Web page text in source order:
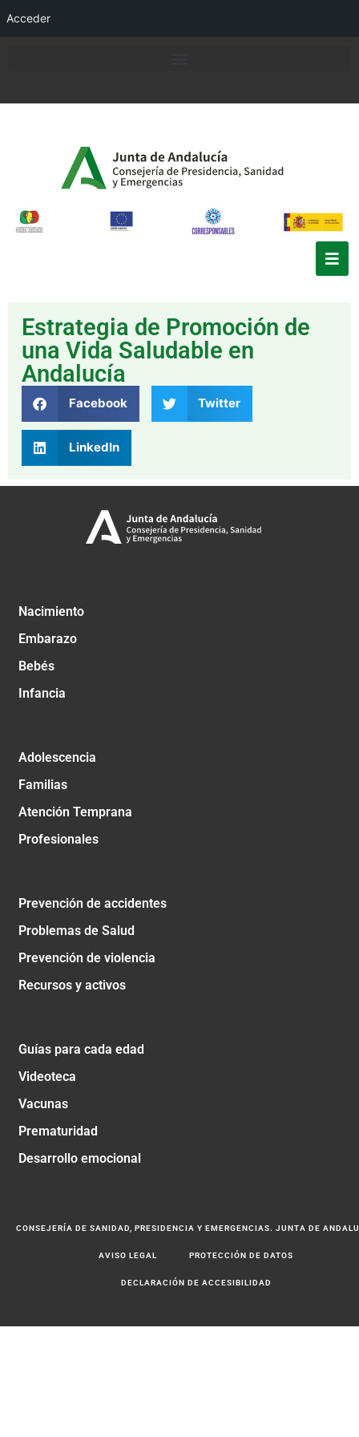
Acceder
Estrategia de Promoción de
una Vida Saludable en
Andalucía
Facebook Twitter
LinkedIn
Nacimiento
Embarazo
Bebés
Infancia
Adolescencia
Familias
Atención Temprana
Profesionales
Prevención de accidentes
Problemas de Salud
Prevención de violencia
Recursos y activos
Guías para cada edad
Videoteca
Vacunas
Prematuridad
Desarrollo emocional
CONSEJERÍA DE SANIDAD, PRESIDENCIA Y EMERGENCIAS. JUNTA DE
AVISO LEGAL PROTECCIÓN DE DATOS
DECLARACIÓN DE ACCESIBILIDAD